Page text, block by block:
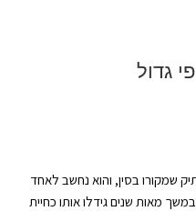
גדול
שמקורו בסין, והוא נחשב לאחד
מאות שנים גידלו אותו כחיית